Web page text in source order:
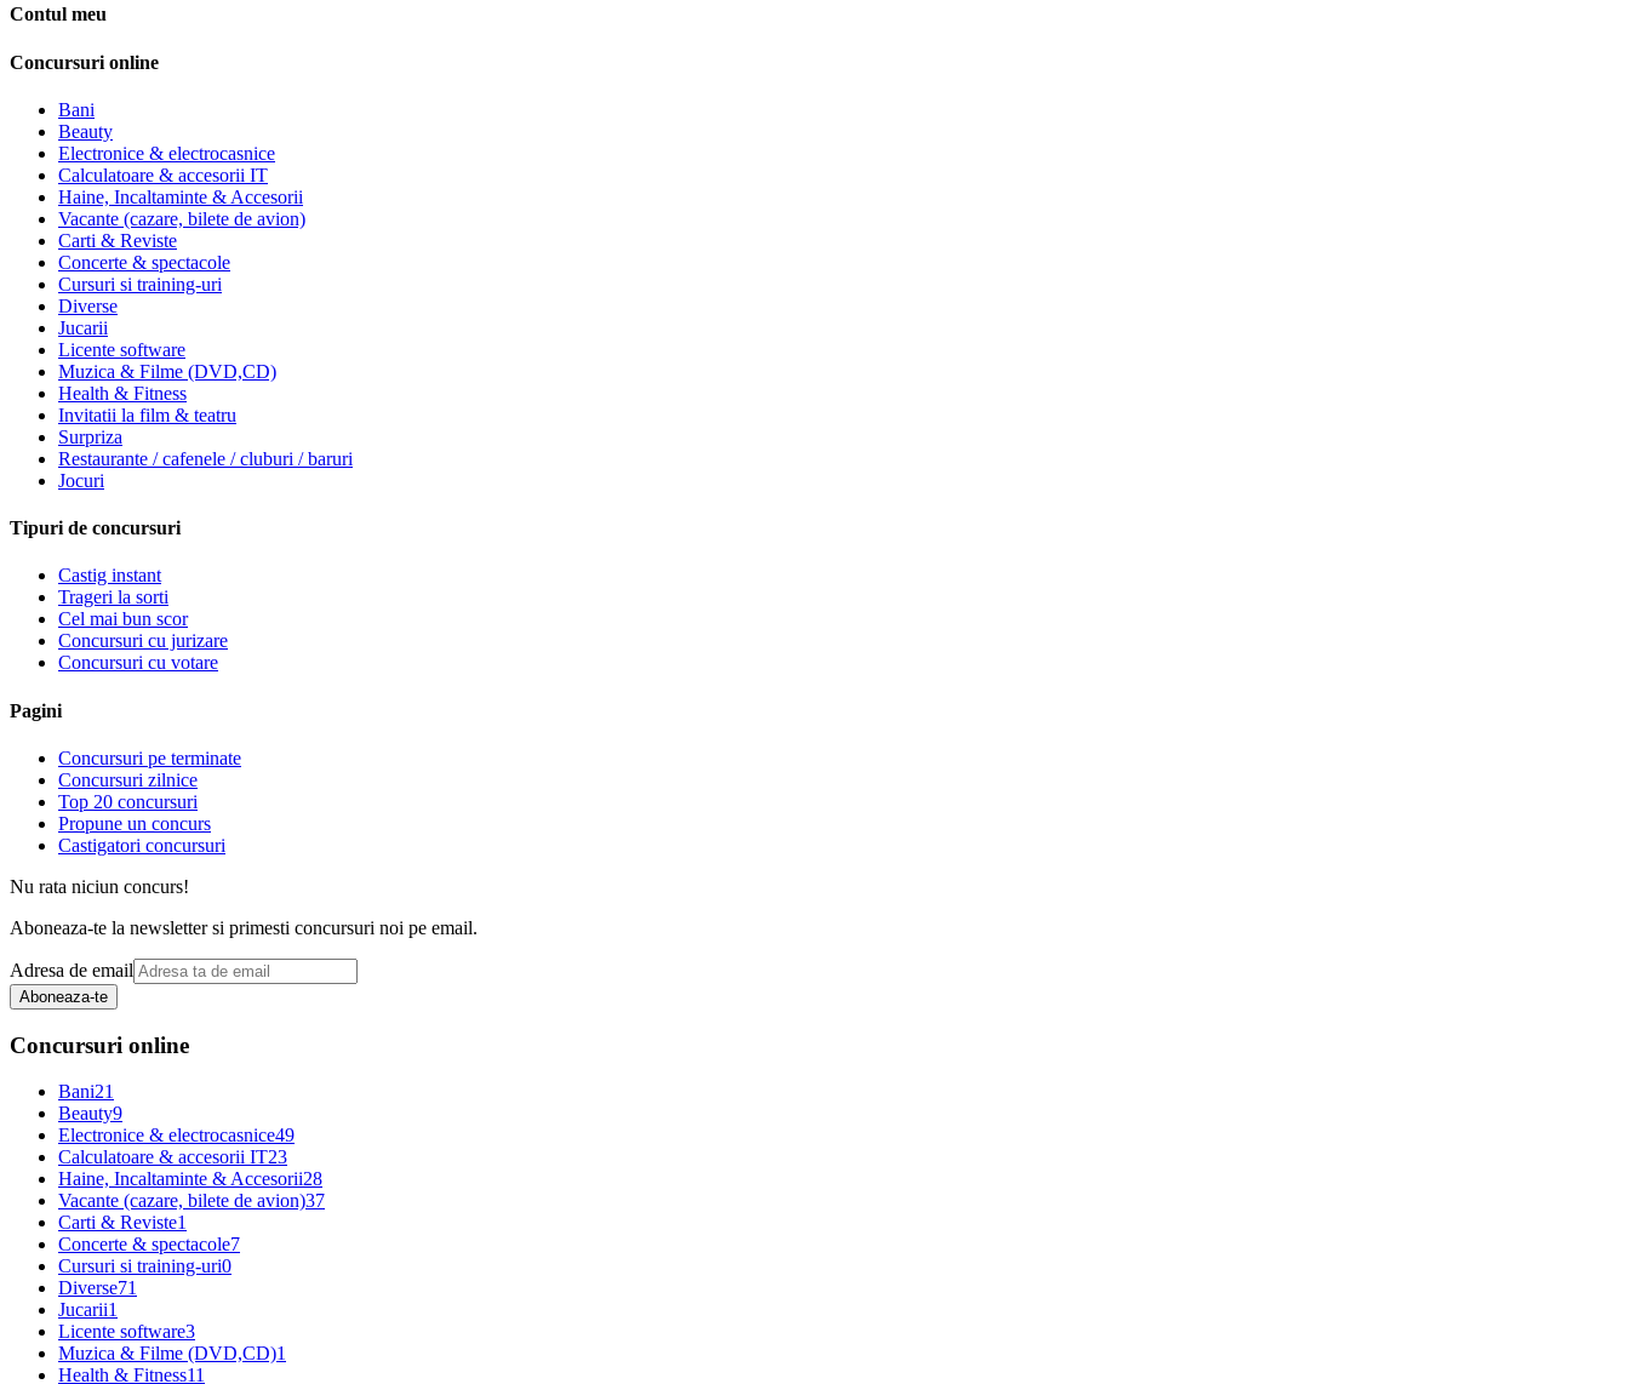
Contul meu
Concursuri online
Bani
Beauty
Electronice & electrocasnice
Calculatoare & accesorii IT
Haine, Incaltaminte & Accesorii
Vacante (cazare, bilete de avion)
Carti & Reviste
Concerte & spectacole
Cursuri si training-uri
Diverse
Jucarii
Licente software
Muzica & Filme (DVD,CD)
Health & Fitness
Invitatii la film & teatru
Surpriza
Restaurante / cafenele / cluburi / baruri
Jocuri
Tipuri de concursuri
Castig instant
Trageri la sorti
Cel mai bun scor
Concursuri cu jurizare
Concursuri cu votare
Pagini
Concursuri pe terminate
Concursuri zilnice
Top 20 concursuri
Propune un concurs
Castigatori concursuri
Nu rata niciun concurs!
Aboneaza-te la newsletter si primesti concursuri noi pe email.
Adresa de email
Aboneaza-te
Concursuri online
Bani21
Beauty9
Electronice & electrocasnice49
Calculatoare & accesorii IT23
Haine, Incaltaminte & Accesorii28
Vacante (cazare, bilete de avion)37
Carti & Reviste1
Concerte & spectacole7
Cursuri si training-uri0
Diverse71
Jucarii1
Licente software3
Muzica & Filme (DVD,CD)1
Health & Fitness11